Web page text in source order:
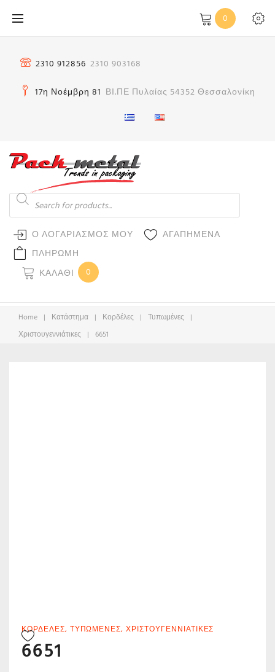
στο
0
2310 912856 2310 903168
17η Νοέμβρη 81 ΒΙ.ΠΕ Πυλαίας 54352 Θεσσαλονίκη
Products
search
Ο ΛΟΓΑΡΙΑΣΜΟΣ ΜΟΥ
ΑΓΑΠΗΜΕΝΑ
ΠΛΗΡΩΜΗ
ΚΑΛΆΘΙ
0
Home | Κατάστημα | Κορδέλες | Τυπωμένες |
Χριστουγεννιάτικες | 6651
ΚΟΡΔΈΛΕΣ, ΤΥΠΩΜΈΝΕΣ,ΧΡΙΣΤΟΥΓΕΝΝΙΆΤΙΚΕΣ
6651